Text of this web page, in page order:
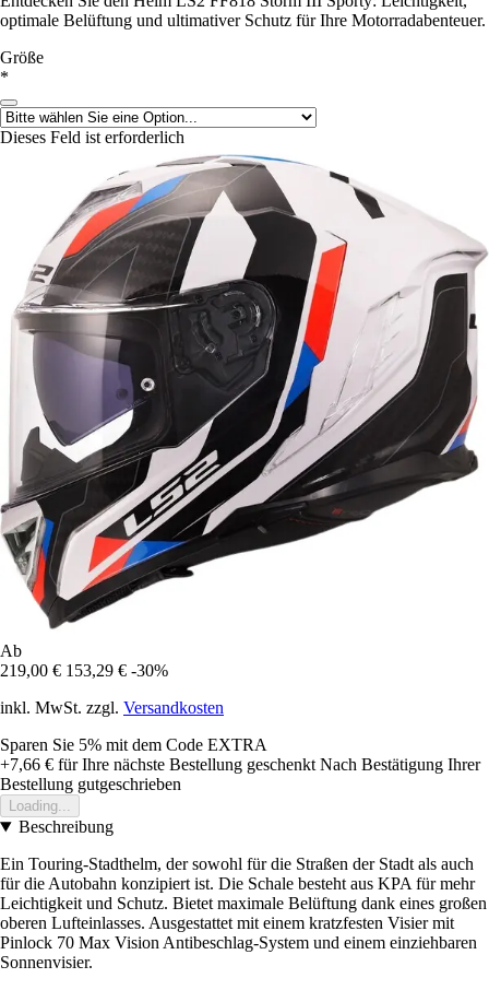
optimale Belüftung und ultimativer Schutz für Ihre Motorradabenteuer.
Größe
*
Dieses Feld ist erforderlich
Ab
219,00 € 153,29 € -30%
inkl. MwSt. zzgl. Versandkosten
Sparen Sie 5% mit dem Code EXTRA
+7,66 € für Ihre nächste Bestellung geschenkt Nach Bestätigung Ihrer
Bestellung gutgeschrieben
Loading...
Beschreibung
Ein Touring-Stadthelm, der sowohl für die Straßen der Stadt als auch
für die Autobahn konzipiert ist. Die Schale besteht aus KPA für mehr
Leichtigkeit und Schutz. Bietet maximale Belüftung dank eines großen
oberen Lufteinlasses. Ausgestattet mit einem kratzfesten Visier mit
Pinlock 70 Max Vision Antibeschlag-System und einem einziehbaren
Sonnenvisier.